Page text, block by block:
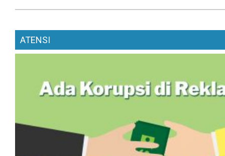
ATENSI